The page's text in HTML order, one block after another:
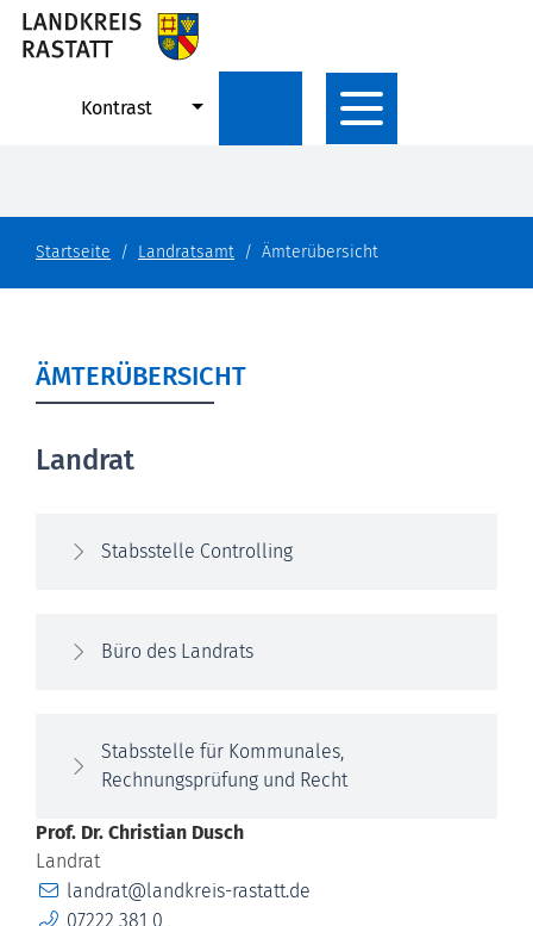
Kontrast
Startseite Landratsamt Ämterübersicht
ÄMTERÜBERSICHT
Landrat
Stabsstelle Controlling
Büro des Landrats
Stabsstelle für Kommunales,
Rechnungsprüfung und Recht
Prof. Dr. Christian Dusch
Landrat
E-Maillandrat@landkreis-rastatt.de
Telefon07222 381 0